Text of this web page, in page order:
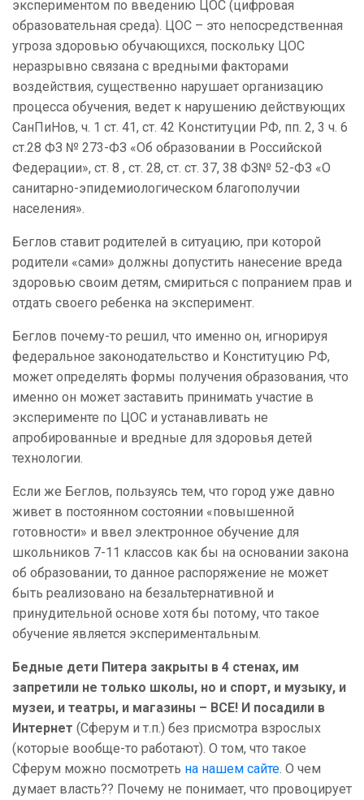
экспериментом по введению ЦОС (цифровая
образовательная среда). ЦОС – это непосредственная
угроза здоровью обучающихся, поскольку ЦОС
неразрывно связана с вредными факторами
воздействия, существенно нарушает организацию
процесса обучения, ведет к нарушению действующих
СанПиНов, ч. 1 ст. 41, ст. 42 Конституции РФ, пп. 2, 3 ч. 6
ст.28 ФЗ № 273-ФЗ «Об образовании в Российской
Федерации», ст. 8 , ст. 28, ст. ст. 37, 38 ФЗ№ 52-ФЗ «О
санитарно-эпидемиологическом благополучии
населения».
Беглов ставит родителей в ситуацию, при которой
родители «сами» должны допустить нанесение вреда
здоровью своим детям, смириться с попранием прав и
отдать своего ребенка на эксперимент.
Беглов почему-то решил, что именно он, игнорируя
федеральное законодательство и Конституцию РФ,
может определять формы получения образования, что
именно он может заставить принимать участие в
эксперименте по ЦОС и устанавливать не
апробированные и вредные для здоровья детей
технологии.
Если же Беглов, пользуясь тем, что город уже давно
живет в постоянном состоянии «повышенной
готовности» и ввел электронное обучение для
школьников 7-11 классов как бы на основании закона
об образовании, то данное распоряжение не может
быть реализовано на безальтернативной и
принудительной основе хотя бы потому, что такое
обучение является экспериментальным.
Бедные дети Питера закрыты в 4 стенах, им
запретили не только школы, но и спорт, и музыку, и
музеи, и театры, и магазины – ВСЕ! И посадили в
Интернет (Сферум и т.п.) без присмотра взрослых
(которые вообще-то работают). О том, что такое
Сферум можно посмотреть на нашем сайте. О чем
думает власть?? Почему не понимает, что провоцирует